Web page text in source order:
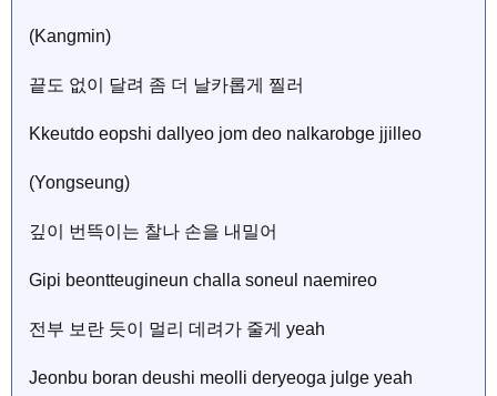
(Kangmin)
끝도 없이 달려 좀 더 날카롭게 찔러
Kkeutdo eopshi dallyeo jom deo nalkarobge jjilleo
(Yongseung)
깊이 번뜩이는 찰나 손을 내밀어
Gipi beontteugineun challa soneul naemireo
전부 보란 듯이 멀리 데려가 줄게 yeah
Jeonbu boran deushi meolli deryeoga julge yeah